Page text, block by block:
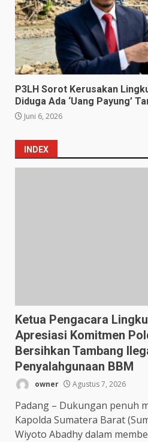
P3LH Sorot Kerusakan
Diduga Ada ‘Uang Payung’
Juni 6, 2026
INDEX
Ketua Pengacara
Apresiasi Komitmen
Bersihkan Tambang
Penyalahgunaan BBM
owner Agustus 7, 2026
Padang – Dukungan penuh
Kapolda Sumatera Barat
Wiyoto Abadhy dalam